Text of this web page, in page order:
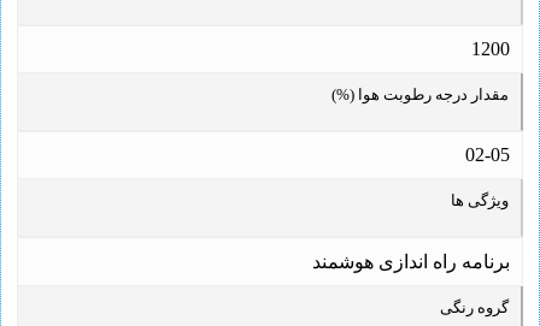
1200
مقدار درجه رطوبت هوا (%)
02-05
ویژگی ها
برنامه راه اندازی هوشمند
گروه رنگی